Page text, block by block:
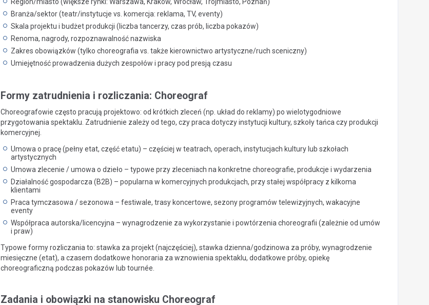
Branża/sektor (teatr/instytucje vs. komercja: reklama, TV, eventy)
Skala projektu i budżet produkcji (liczba tancerzy, czas prób, liczba pokazów)
Renoma, nagrody, rozpoznawalność nazwiska
Zakres obowiązków (tylko choreografia vs. także kierownictwo artystyczne/ruch sceniczny)
Umiejętność prowadzenia dużych zespołów i pracy pod presją czasu
Formy zatrudnienia i rozliczania: Choreograf
Choreografowie często pracują projektowo: od krótkich zleceń (np. układ do reklamy) po wielotygodniowe
przygotowania spektaklu. Zatrudnienie zależy od tego, czy praca dotyczy instytucji kultury, szkoły tańca czy produkcji
komercyjnej.
Umowa o pracę (pełny etat, część etatu) – częściej w teatrach, operach, instytucjach kultury lub szkołach
artystycznych
Umowa zlecenie / umowa o dzieło – typowe przy zleceniach na konkretne choreografie, produkcje i wydarzenia
Działalność gospodarcza (B2B) – popularna w komercyjnych produkcjach, przy stałej współpracy z kilkoma
klientami
Praca tymczasowa / sezonowa – festiwale, trasy koncertowe, sezony programów telewizyjnych, wakacyjne
eventy
Współpraca autorska/licencyjna – wynagrodzenie za wykorzystanie i powtórzenia choreografii (zależnie od umów
i praw)
Typowe formy rozliczania to: stawka za projekt (najczęściej), stawka dzienna/godzinowa za próby, wynagrodzenie
miesięczne (etat), a czasem dodatkowe honoraria za wznowienia spektaklu, dodatkowe próby, opiekę
choreograficzną podczas pokazów lub tournée.
Zadania i obowiązki na stanowisku Choreograf